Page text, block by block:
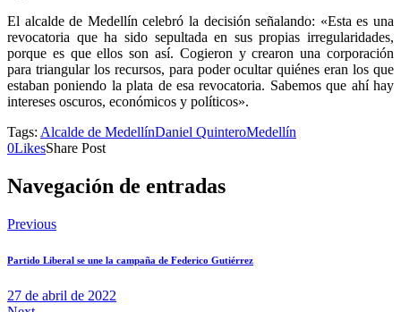
El alcalde de Medellín celebró la decisión señalando: «Esta es una
revocatoria que ha sido sepultada en sus propias irregularidades,
porque es que ellos son así. Cogieron y crearon una corporación
para triangular los recursos, para poder ocultar quiénes eran los que
estaban poniendo la plata de esa revocatoria. Sabemos que ahí hay
intereses oscuros, económicos y políticos».
Tags: Alcalde de MedellínDaniel QuinteroMedellín
0LikesShare Post
Navegación de entradas
Previous
Partido Liberal se une la campaña de Federico Gutiérrez
27 de abril de 2022